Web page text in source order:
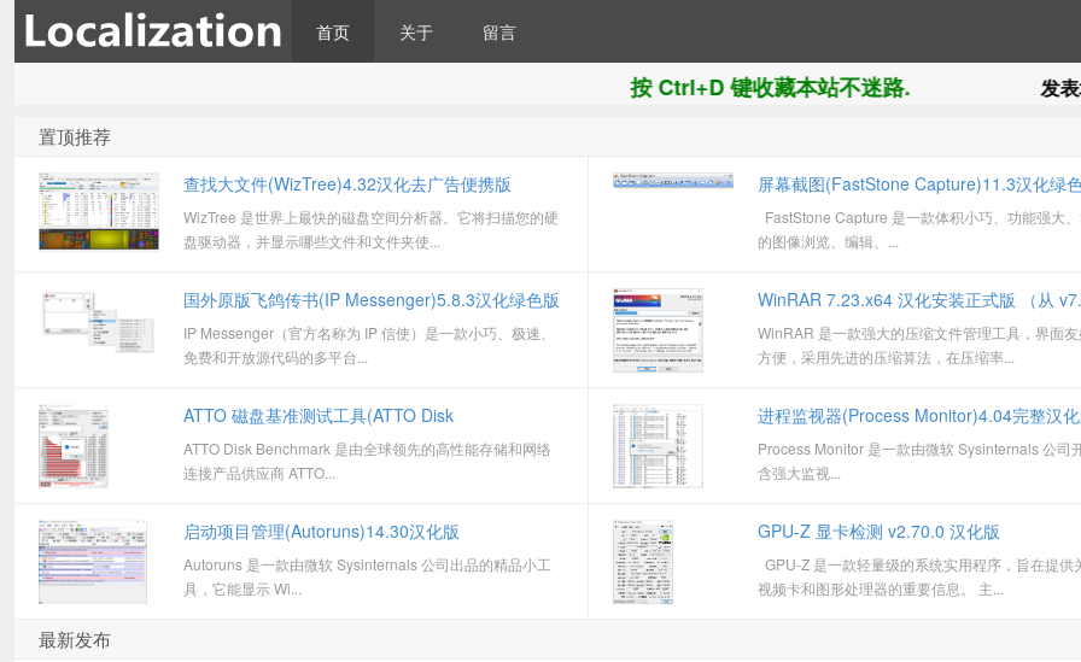
th_sjy 专注软件汉化和资源
首页 关于 留言
最新消息：
按 Ctrl+D 键收藏本站不迷路. 发表垃圾评论
置顶推荐
查找大文件(WizTree)4.32汉化去广告便携版
WizTree 是世界上最快的磁盘空间分析器。它将扫描您的硬
盘驱动器，并显示哪些文件和文件夹使...
屏幕截图(FastStone Capture)11.3汉化绿
别版
FastStone Capture 是一款体积小巧、功能强大
的图像浏览、编辑、...
国外原版飞鸽传书(IP Messenger)5.8.3汉化绿色版
IP Messenger（官方名称为 IP 信使）是一款小巧、极速、
免费和开放源代码的多平台...
WinRAR 7.23.x64 汉化安装正式版 （从
本开始不再支持 32 位系统）
WinRAR 是一款强大的压缩文件管理工具，界面
方便，采用先进的压缩算法，在压缩率...
ATTO 磁盘基准测试工具(ATTO Disk
Benchmark)5.00.3汉化版
ATTO Disk Benchmark 是由全球领先的高性能存储和网络
连接产品供应商 ATTO...
进程监视器(Process Monitor)4.04完整汉
Process Monitor 是一款由微软 Sysinternals 公司
含强大监视...
启动项目管理(Autoruns)14.30汉化版
Autoruns 是一款由微软 Sysinternals 公司出品的精品小工
具，它能显示 Wi...
GPU-Z 显卡检测 v2.70.0 汉化版
GPU-Z 是一款轻量级的系统实用程序，旨在提供
视频卡和图形处理器的重要信息。 主...
最新发布